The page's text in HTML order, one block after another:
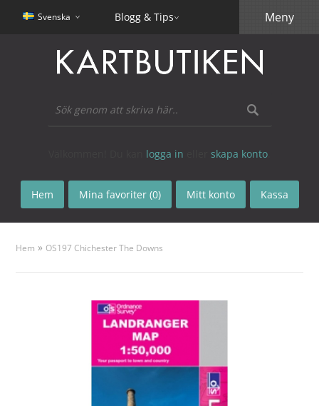
Svenska Blogg & Tips
logga in skapa konto
Hem Mina favoriter (0) Mitt konto Kassa
Meny
Hem » OS197 Chichester The Downs